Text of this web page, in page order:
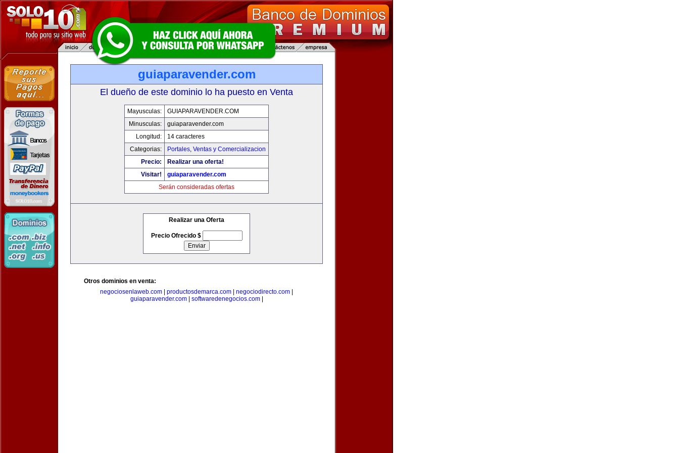
guiaparavender.com
El dueño de este dominio lo ha puesto en Venta
Mayusculas:
GUIAPARAVENDER.COM
Minusculas:
guiaparavender.com
Longitud:
14 caracteres
Categorias:
Portales, Ventas y Comercializacion
Precio:
Realizar una oferta!
Visitar!
guiaparavender.com
Serán consideradas ofertas
Realizar una Oferta
Precio Ofrecido $
Otros dominios en venta:
negociosenlaweb.com
productosdemarca.com negociodirecto.com
guiaparavender.com| softwaredenegocios.com|